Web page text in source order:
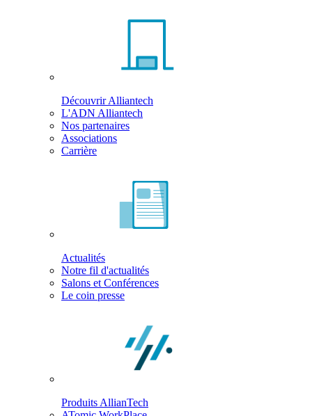
Découvrir Alliantech
L'ADN Alliantech
Nos partenaires
Associations
Carrière
Actualités
Notre fil d'actualités
Salons et Conférences
Le coin presse
Produits AllianTech